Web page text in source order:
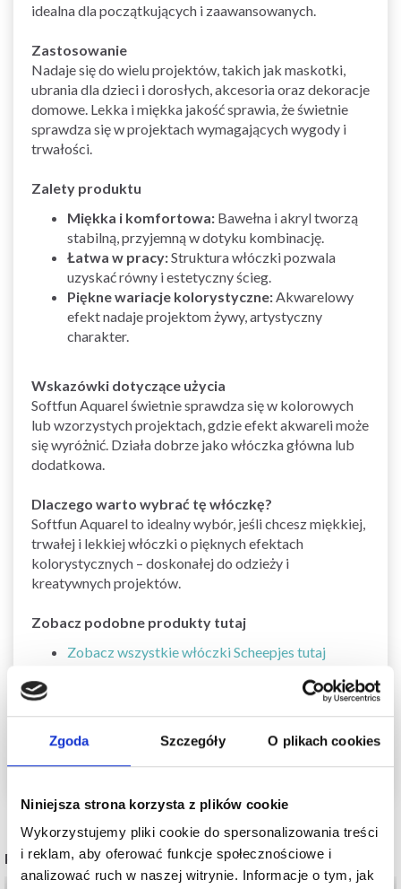
Zgoda Szczegóły O plikach cookies
Niniejsza strona korzysta z plików cookie
Wykorzystujemy pliki cookie do spersonalizowania treści
i reklam, aby oferować funkcje społecznościowe i
analizować ruch w naszej witrynie. Informacje o tym, jak
idealna dla początkujących i zaawansowanych.
Zastosowanie
Nadaje się do wielu projektów, takich jak maskotki,
ubrania dla dzieci i dorosłych, akcesoria oraz dekoracje
domowe. Lekka i miękka jakość sprawia, że świetnie
sprawdza się w projektach wymagających wygody i
trwałości.
Zalety produktu
Miękka i komfortowa: Bawełna i akryl tworzą
stabilną, przyjemną w dotyku kombinację.
Łatwa w pracy:Struktura włóczki pozwala
uzyskać równy i estetyczny ścieg.
Piękne wariacje kolorystyczne: Akwarelowy
efekt nadaje projektom żywy, artystyczny
charakter.
Wskazówki dotyczące użycia
Softfun Aquarel świetnie sprawdza się w kolorowych
lub wzorzystych projektach, gdzie efekt akwareli może
się wyróżnić. Działa dobrze jako włóczka główna lub
dodatkowa.
Dlaczego warto wybrać tę włóczkę?
Softfun Aquarel to idealny wybór, jeśli chcesz miękkiej,
trwałej i lekkiej włóczki o pięknych efektach
kolorystycznych – doskonałej do odzieży i
kreatywnych projektów.
Zobacz podobne produkty tutaj
Zobacz wszystkie włóczki Scheepjes tutaj
Zobacz wszystkie włóczki według rozmiaru
POPULARNE ALTERNATYWY